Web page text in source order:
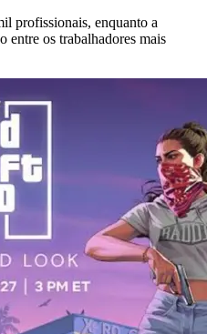
profissionais, enquanto a
entre os trabalhadores mais